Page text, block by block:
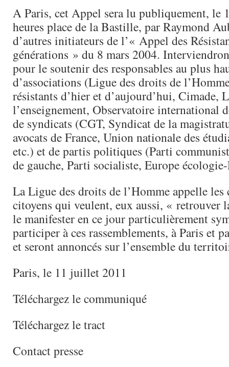
A Paris, cet Appel sera lu publiquement, le
heures place de la Bastille, par Raymond
d’autres initiateurs de l’« Appel des
générations » du 8 mars 2004.
pour le soutenir des responsables au plus
d’associations (Ligue des droits de
résistants d’hier et d’aujourd’hui, Cimade,
l’enseignement, Observatoire international
de syndicats (CGT, Syndicat de la
avocats de France, Union nationale des
etc.) et de partis politiques (Parti
de gauche, Parti socialiste, Europe
La Ligue des droits de l’Homme appelle les
citoyens qui veulent, eux aussi, « retrouver
le manifester en ce jour particulièrement
participer à ces rassemblements, à Paris et
et seront annoncés sur l’ensemble du
Paris, le 11 juillet 2011
Téléchargez le communiqué
Téléchargez le tract
Contact presse